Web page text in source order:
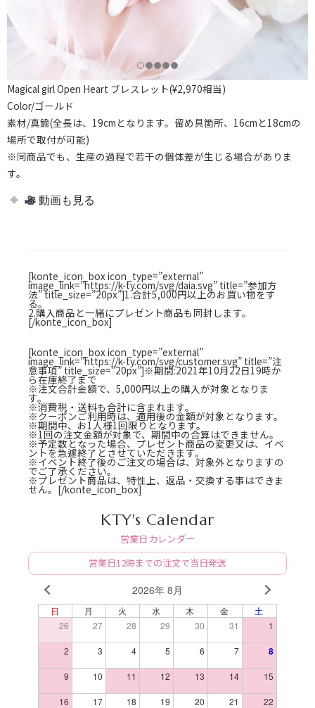
Magical girl Open Heart ブレスレット(¥2,970相当)
Color/ゴールド
素材/真鍮(全長は、19cmとなります。留め具箇所、16cmと18cmの
場所で取付が可能)
※同商品でも、生産の過程で若干の個体差が生じる場合がありま
す。
動画も見る
[konte_icon_box icon_type=”external”
image_link=”https://k-ty.com/svg/daia.svg” title=”参加方
法” title_size=”20px”]1.合計5,000円以上のお買い物をす
る。
2.購入商品と一緒にプレゼント商品も同封します。
[/konte_icon_box]
[konte_icon_box icon_type=”external”
image_link=”https://k-ty.com/svg/customer.svg” title=”注
意事項” title_size=”20px”]※期間:2021年10月22日19時か
ら在庫終了まで
※注文合計金額で、5,000円以上の購入が対象となりま
す。
※消費税・送料も合計に含まれます。
※クーポンご利用時は、適用後の金額が対象となります。
※期間中、お1人様1回限りとなります。
※1回の注文金額が対象で、期間中の合算はできません。
※予定数となった場合、プレゼント商品の変更又は、イベ
ントを急遽終了とさせていただきます。
※イベント終了後のご注文の場合は、対象外となりますの
でご了承ください。
※プレゼント商品は、特性上、返品・交換する事はできま
せん。[/konte_icon_box]
KTY's Calendar
営業日カレンダー
営業日12時までの注文で当日発送
PREV 2026年 8月 NEXT
日 月 火 水 木 金
土
26
27 28 29 30 31 1
2 3 4 5 6 7 8
9 10 11 12 13 14 15
16 17 18 19 20 21 22